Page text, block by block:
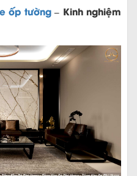
ốp tường– Kinh nghiệm